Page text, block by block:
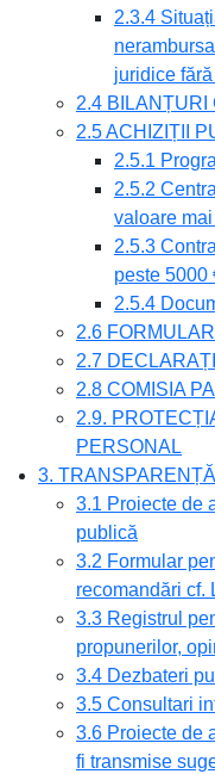
2.3.4
juridice
2.4 BILANȚURI
2.5 ACHIZIȚII
2.5.1
2.5.2
valoare
2.5.3
peste 5000
2.5.4
2.6
2.7
2.8 COMISIA
2.9.
PERSONAL
3.
3.1 Proiecte de
publică
3.2 Formular
recomandări cf.
3.3 Registrul
propunerilor,
3.4 Dezbateri
3.5 Consultari
3.6 Proiecte de
fi transmise